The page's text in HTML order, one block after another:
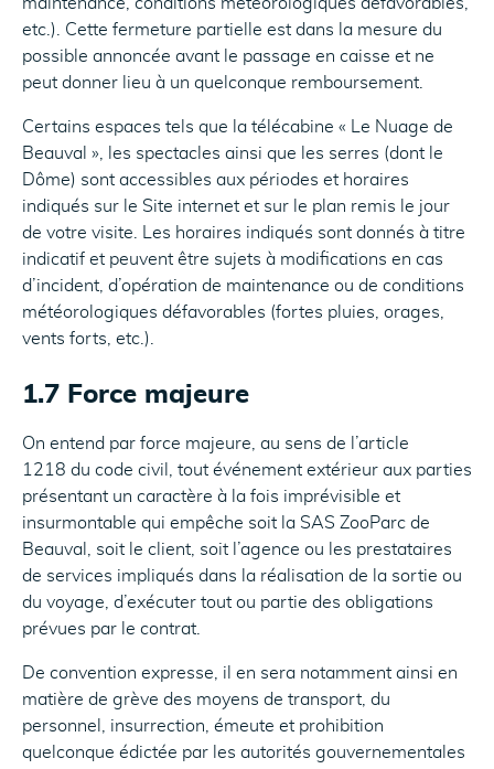
etc.). Cette fermeture partielle est dans la mesure du
possible annoncée avant le passage en caisse et ne
peut donner lieu à un quelconque remboursement.
Certains espaces tels que la télécabine « Le Nuage de
Beauval », les spectacles ainsi que les serres (dont le
Dôme) sont accessibles aux périodes et horaires
indiqués sur le Site internet et sur le plan remis le jour
de votre visite. Les horaires indiqués sont donnés à titre
indicatif et peuvent être sujets à modifications en cas
d’incident, d’opération de maintenance ou de conditions
météorologiques défavorables (fortes pluies, orages,
vents forts, etc.).
1.7 Force majeure
On entend par force majeure, au sens de l’article
1218 du code civil, tout événement extérieur aux parties
présentant un caractère à la fois imprévisible et
insurmontable qui empêche soit la SAS ZooParc de
Beauval, soit le client, soit l’agence ou les prestataires
de services impliqués dans la réalisation de la sortie ou
du voyage, d’exécuter tout ou partie des obligations
prévues par le contrat.
De convention expresse, il en sera notamment ainsi en
matière de grève des moyens de transport, du
personnel, insurrection, émeute et prohibition
quelconque édictée par les autorités gouvernementales